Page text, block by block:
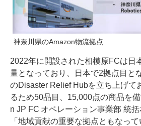
神奈川県のAmazon物流拠点
2022年に開設された相模原FCは日
量となっており、日本で2拠点目と
のDisaster Relief Hubを立ち上げて
るため50品目、15,000点の商品を
n JP FC オペレーション事業部 統
「地域貢献の重要な拠点ともなって